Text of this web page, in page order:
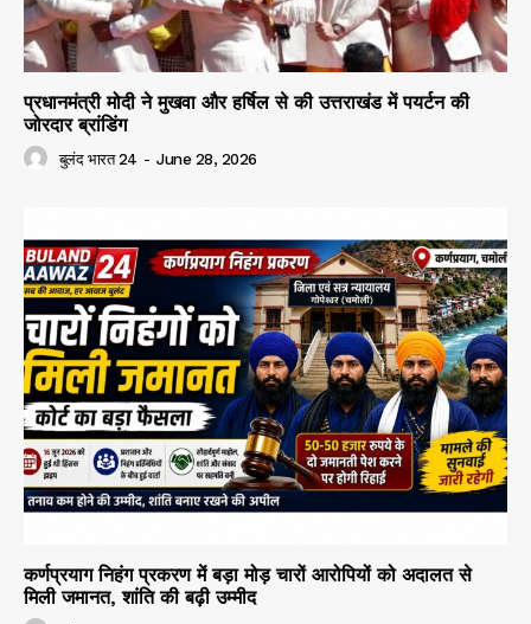
प्रधानमंत्री मोदी ने मुखवा और हर्षिल से की उत्तराखंड में पयर्टन की
जोरदार ब्रांडिंग
बुलंद भारत 24 - June 28, 2026
कर्णप्रयाग निहंग प्रकरण में बड़ा मोड़ चारों आरोपियों को अदालत से
मिली जमानत, शांति की बढ़ी उम्मीद